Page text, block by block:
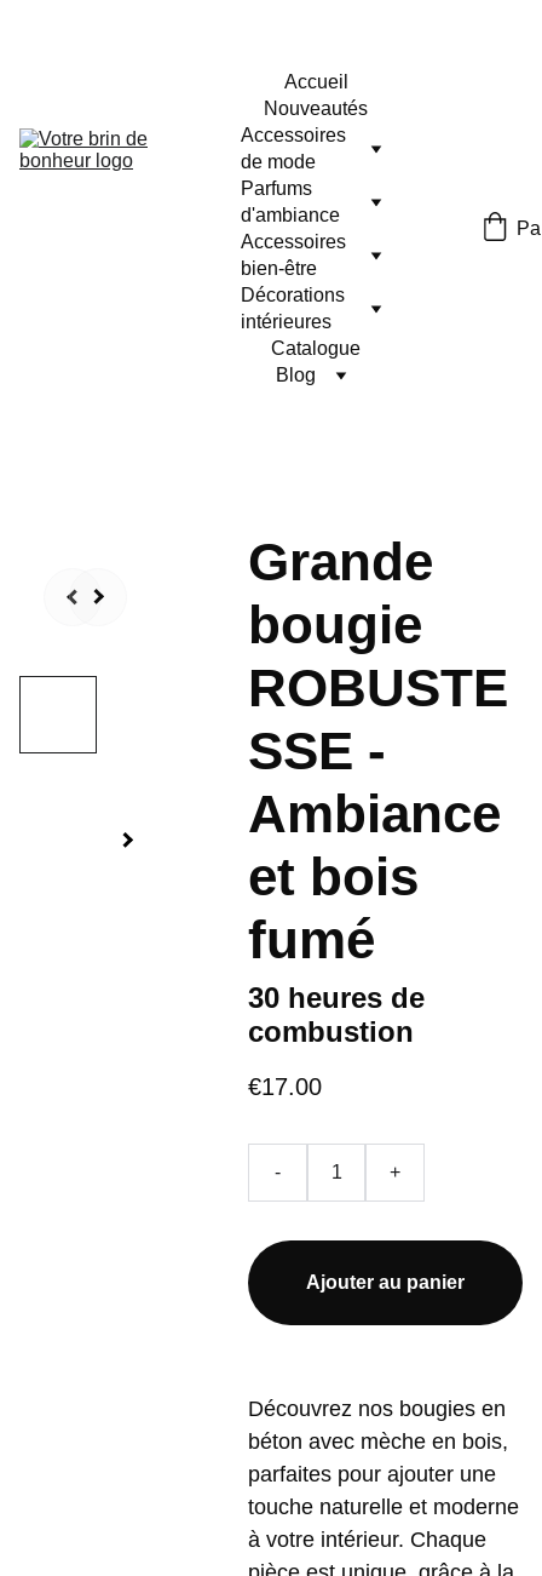
Accueil
Nouveautés
Accessoires
de mode
Parfums
d'ambiance
Accessoires
bien-être
Décorations
intérieures
Catalogue
Blog
Grande
bougie
ROBUSTE
SSE -
Ambiance
et bois
fumé
30 heures de
combustion
€17.00
- +
Ajouter au panier
Découvrez nos bougies en
béton avec mèche en bois,
parfaites pour ajouter une
touche naturelle et moderne
à votre intérieur. Chaque